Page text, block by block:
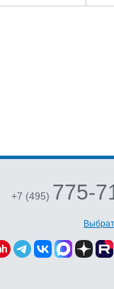
+7 (495) 775-